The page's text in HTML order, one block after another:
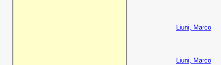
Liuni, Marco
Liuni, Marco